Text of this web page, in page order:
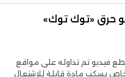
حرق «توك توك»
فيديو تم تداوله على مواقع
بسكب مادة قابلة للاشتعال